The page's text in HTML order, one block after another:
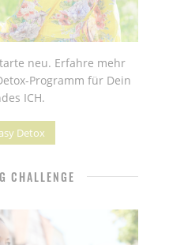
neu. Erfahre mehr
Programm für Dein
ICH.
Detox
CHALLENGE